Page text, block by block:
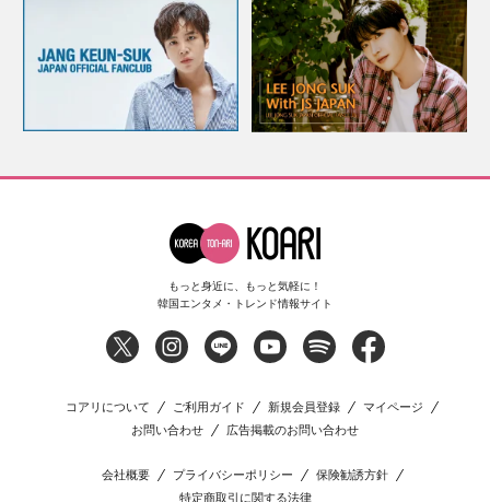
もっと身近に、もっと気軽に！
韓国エンタメ・トレンド情報サイト
コアリについて ご利用ガイド 新規会員登録
マイページ
お問い合わせ
広告掲載のお問い合わせ
会社概要 プライバシーポリシー
保険勧誘方針
特定商取引に関する法律